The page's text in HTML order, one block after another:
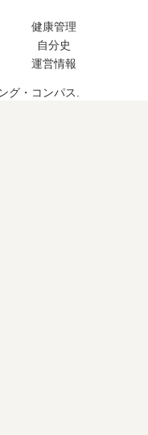
健康管理
自分史
運営情報
グ・コンパス.